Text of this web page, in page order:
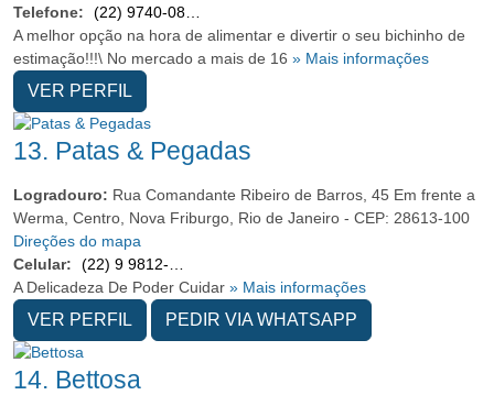
Telefone:
A melhor opção na hora de alimentar e divertir o seu bichinho de
estimação!!!\ No mercado a mais de 16 » Mais informações
VER PERFIL
13. Patas & Pegadas
Logradouro: Rua Comandante Ribeiro de Barros, 45 Em frente a
Werma, Centro, Nova Friburgo, Rio de Janeiro - CEP: 28613-100
Direções do mapa
Celular:
A Delicadeza De Poder Cuidar » Mais informações
VER PERFIL PEDIR VIA WHATSAPP
14. Bettosa